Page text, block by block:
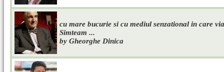
cu mare bucurie si cu mediul senzational in care
Simteam ...
by Gheorghe Dinica